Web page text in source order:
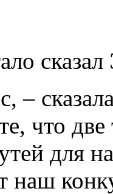
–
что
для
наш